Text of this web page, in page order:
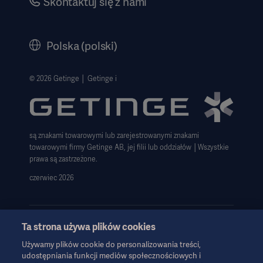
Dyrektywa o ochronie sygnalistów
Polityka prywatności strony internetowej
Zastrzeżenie dotyczące korzystania z witryny
Informacja o plikach cookie
Deklaracja zgodności z GDPR
Strategia podatkowa 2023
Polska (polski)
© 2026 Getinge │ Getinge i
są znakami towarowymi lub zarejestrowanymi znakami
towarowymi firmy Getinge AB, jej filii lub oddziałów │Wszystkie
prawa są zastrzeżone.
czerwiec 2026
Informacje te są przeznaczone wyłącznie dla pracowników służby
Ta strona używa plików cookies
Używamy plików cookie do personalizowania treści,
udostępniania funkcji mediów społecznościowych i